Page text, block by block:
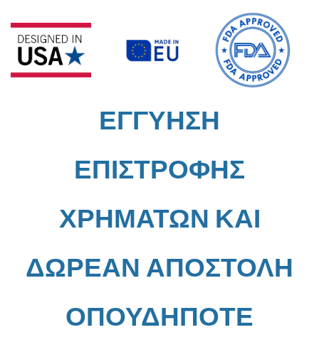
ΕΓΓΥΗΣΗ
ΕΠΙΣΤΡΟΦΗΣ
ΧΡΗΜΑΤΩΝ ΚΑΙ
ΔΩΡΕΑΝ ΑΠΟΣΤΟΛΗ
ΟΠΟΥΔΗΠΟΤΕ